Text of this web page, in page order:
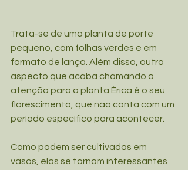
Trata-se de uma planta de porte
pequeno, com folhas verdes e em
formato de lança. Além disso, outro
aspecto que acaba chamando a
atenção para a planta Érica é o seu
florescimento, que não conta com um
período específico para acontecer.
Como podem ser cultivadas em
vasos, elas se tornam interessantes